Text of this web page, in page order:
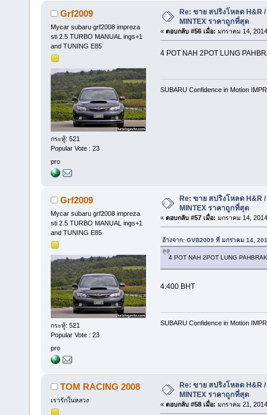
Grf2009
Mycar subaru grf2008 impreza
sti 2.5 TURBO MANUAL ings+1
and TUNING E85
กระทู้: 521
Popular Vote : 23
pro
Re: ขาย สปริงโหลด H&R /
MINTEX ราคาถูกที่สุด
« ตอบกลับ #56 เมื่อ: มกราคม 14,
4 POT NAH 2POT LUNG
SUBARU Confidence in Motion
Grf2009
Mycar subaru grf2008 impreza
sti 2.5 TURBO MANUAL ings+1
and TUNING E85
กระทู้: 521
Popular Vote : 23
pro
Re: ขาย สปริงโหลด H&R /
MINTEX ราคาถูกที่สุด
« ตอบกลับ #57 เมื่อ: มกราคม 14,
อ้างจาก: GVB2009 ที่ มกราคม 14,
4 POT NAH 2POT LUNG
4.400 BHT
SUBARU Confidence in Motion
TOM RACING 2008
เรารักในหลวง
Re: ขาย สปริงโหลด H&R /
MINTEX ราคาถูกที่สุด
« ตอบกลับ #58 เมื่อ: มกราคม 21,